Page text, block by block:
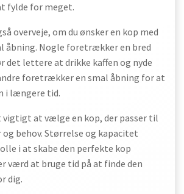
fylde for meget.
overveje, om du ønsker en kop med
åbning. Nogle foretrækker en bred
det lettere at drikke kaffen og nyde
foretrækker en smal åbning for at
i længere tid.
vigtigt at vælge en kop, der passer til
behov. Størrelse og kapacitet
i at skabe den perfekte kop
værd at bruge tid på at finde den
dig.